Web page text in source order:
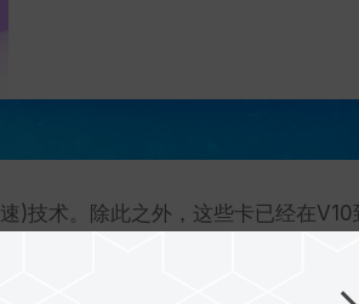
)技术。除此之外，这些卡已经在
防水、防X光与防尘，会是旅游博客